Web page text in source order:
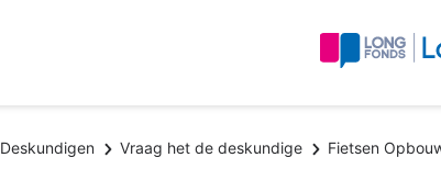
Deskundigen Vraag het de deskundige Fietsen